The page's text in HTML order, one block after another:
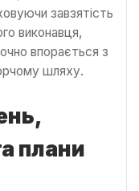
завзятість
виконавця,
впорається з
шляху.
плани